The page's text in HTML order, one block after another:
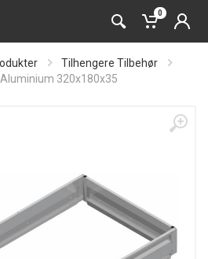
0
Tilhengere Tilbehør
320x180x35